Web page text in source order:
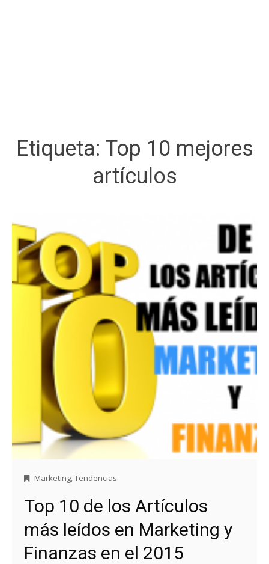
Etiqueta: Top 10 mejores
artículos
Marketing,Tendencias
Top 10 de los Artículos
más leídos en Marketing y
Finanzas en el 2015